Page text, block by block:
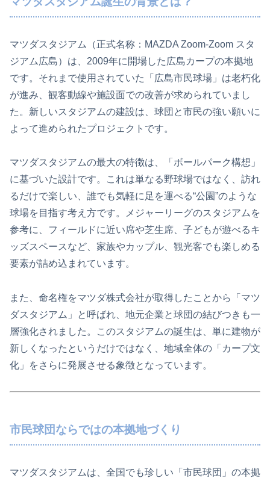
マツダスタジアム（正式名称：MAZDA Zoom-Zoom スタ
ジアム広島）は、2009年に開場した広島カープの本拠地
です。それまで使用されていた「広島市民球場」は老朽化
が進み、観客動線や施設面での改善が求められていまし
た。新しいスタジアムの建設は、球団と市民の強い願いに
よって進められたプロジェクトです。
マツダスタジアムの最大の特徴は、「ボールパーク構想」
に基づいた設計です。これは単なる野球場ではなく、訪れ
るだけで楽しい、誰でも気軽に足を運べる“公園”のような
球場を目指す考え方です。メジャーリーグのスタジアムを
参考に、フィールドに近い席や芝生席、子どもが遊べるキ
ッズスペースなど、家族やカップル、観光客でも楽しめる
要素が詰め込まれています。
また、命名権をマツダ株式会社が取得したことから「マツ
ダスタジアム」と呼ばれ、地元企業と球団の結びつきも一
層強化されました。このスタジアムの誕生は、単に建物が
新しくなったというだけではなく、地域全体の「カープ文
化」をさらに発展させる象徴となっています。
市民球団ならではの本拠地づくり
マツダスタジアムは、全国でも珍しい「市民球団」の本拠